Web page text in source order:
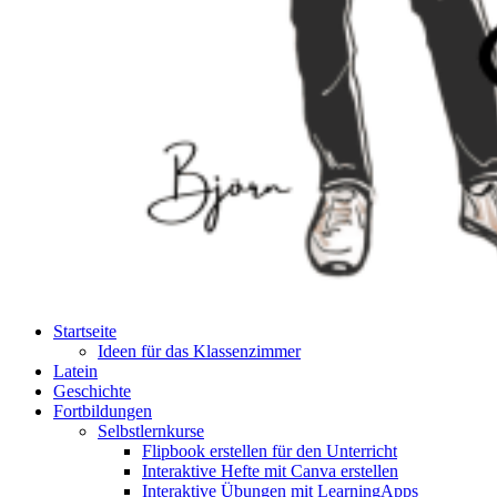
Startseite
Ideen für das Klassenzimmer
Latein
Geschichte
Fortbildungen
Selbstlernkurse
Flipbook erstellen für den Unterricht
Interaktive Hefte mit Canva erstellen
Interaktive Übungen mit LearningApps